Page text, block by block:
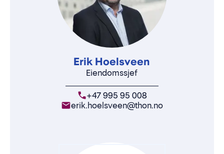
Erik Hoelsveen
Eiendomssjef
+47 995 95 008
erik.hoelsveen@thon.no